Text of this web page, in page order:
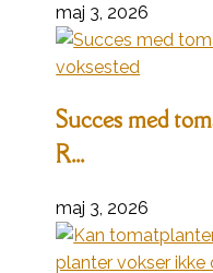
maj 3, 2026
Succes med
R...
maj 3, 2026